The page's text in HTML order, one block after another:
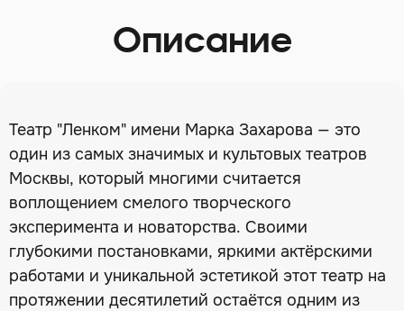
Описание
Театр "Ленком" имени Марка Захарова — это
один из самых значимых и культовых театров
Москвы, который многими считается
воплощением смелого творческого
эксперимента и новаторства. Своими
глубокими постановками, яркими актёрскими
работами и уникальной эстетикой этот театр на
протяжении десятилетий остаётся одним из